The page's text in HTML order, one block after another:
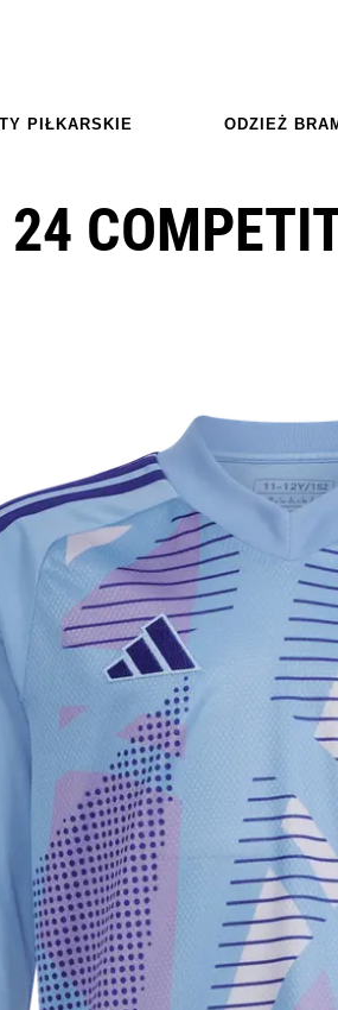
PIŁKARSKIE ODZIEŻ